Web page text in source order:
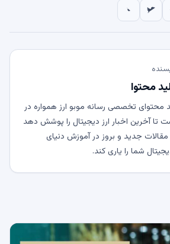
محتوا
محتوای تخصصی رسانه موبو ارز همواره در
تا آخرین اخبار ارز دیجیتال را پوشش دهد
مقالات جدید و بروز در آموزش دنیای
شما را یاری کند.